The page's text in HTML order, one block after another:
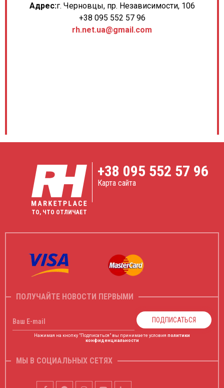
Адрес:г. Черновцы, пр. Независимости, 106
+38 095 552 57 96
rh.net.ua@gmail.com
ТО, ЧТО ОТЛИЧАЕТ
+38 095 552 57 96
Карта сайта
ПОЛУЧАЙТЕ НОВОСТИ ПЕРВЫМИ
Ваш E-mail ПОДПИСАТЬСЯ
Нажимая на кнопку "Подписаться" вы принимаете условия политики
конфиденциальности
МЫ В СОЦИАЛЬНЫХ СЕТЯХ